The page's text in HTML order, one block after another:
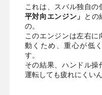
これは、スバル独自の
平対向エンジン」 との
の。
このエンジンは左右
動くため、重心が低
す。
その結果、ハンドル操
運転しても疲れにくいん